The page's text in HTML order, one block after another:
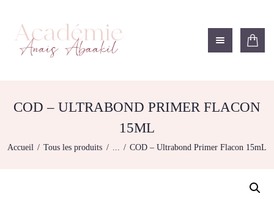
COD – ULTRABOND PRIMER FLACON
15ML
Accueil Tous les produits ... COD – Ultrabond Primer Flacon 15mL
ACADÉMIE ANAÏS ABAAKIL
Formation et shop Indigo
NOS FORMATIONS
FORMATIONS
BOUTIQUE